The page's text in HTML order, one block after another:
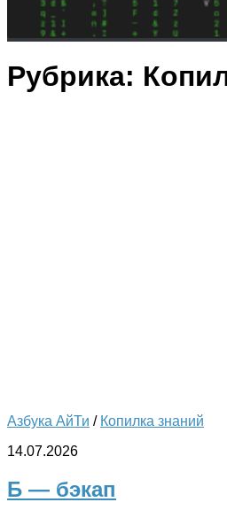
Рубрика:
Азбука АйТи / Копилка знаний
14.07.2026
Б — бэкап